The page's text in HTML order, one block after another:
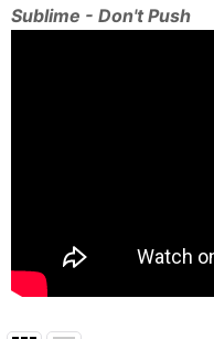
Sublime - Don't Push